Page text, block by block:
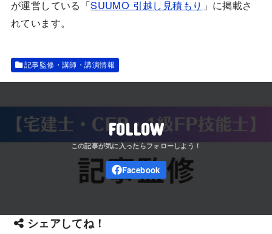
が運営している「SUUMO 引越し見積もり 」に掲載さ
れています。
記事監修・講師・講演情報
FOLLOW
シェアしてね！